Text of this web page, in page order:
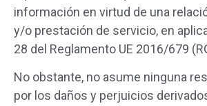
información en virtud de una
y/o prestación de servicio, en
28 del Reglamento UE 2016/679
No obstante, no asume ninguna
por los daños y perjuicios